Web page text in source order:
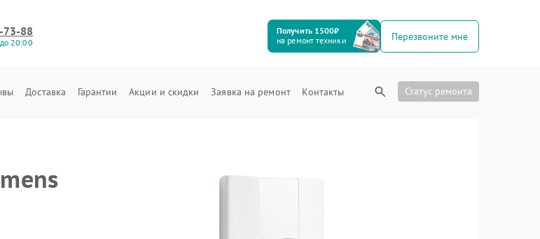
73-88
20:00
Получить 1500₽
на ремонт техники
Перезвоните мне
Доставка Гарантии Акции и скидки Заявка на ремонт Контакты Статус ремонта